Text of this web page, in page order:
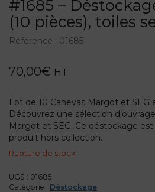
#1685 –
(10 pièces), toiles
Référence : 01685
70,00€ HT
Lot de 10 Canevas Margot et SEG
Découvrez une sélection
Margot et SEG. Ce déstockage
produit hors collection.
Rupture de stock
UGS : 01685
Catégorie : Déstockage